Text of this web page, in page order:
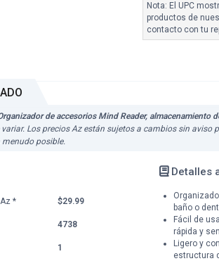
Nota: El UPC
productos de
contacto con tu
de accesorios Mind Reader,
Los precios Az están sujetos a cambios sin
posible.
* $29.99
4738
1
Detalles
baño o
Fácil de
rápida y
Ligero y
estructura